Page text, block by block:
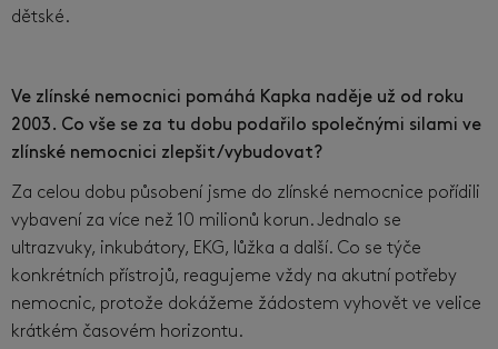
dětské.
Ve zlínské nemocnici pomáhá Kapka naděje už od roku
2003. Co vše se za tu dobu podařilo společnými silami ve
zlínské nemocnici zlepšit/vybudovat?
Za celou dobu působení jsme do zlínské nemocnice pořídili
vybavení za více než 10 milionů korun. Jednalo se
ultrazvuky, inkubátory, EKG, lůžka a další. Co se týče
konkrétních přístrojů, reagujeme vždy na akutní potřeby
nemocnic, protože dokážeme žádostem vyhovět ve velice
krátkém časovém horizontu.